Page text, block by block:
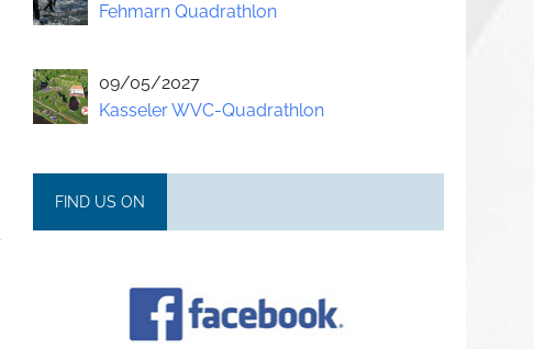
Fehmarn Quadrathlon
09/05/2027
Kasseler WVC-Quadrathlon
FIND US ON